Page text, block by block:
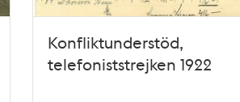
Konfliktunderstöd,
telefoniststrejken 1922